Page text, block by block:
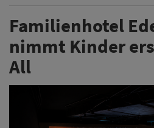
Familienhotel
nimmt Kinder
All